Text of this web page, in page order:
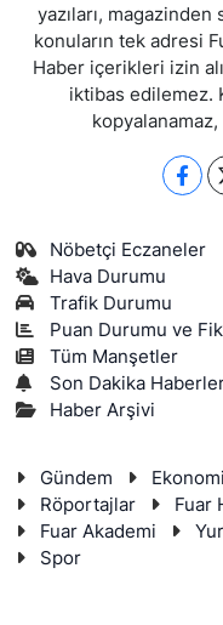
yazıları,
konuların tek adresi
Haber içerikleri izin
iktibas edilemez.
Nöbetçi Eczaneler
Hava Durumu
Trafik Durumu
Puan Durumu ve
Tüm Manşetler
Son Dakika
Haber Arşivi
Gündem Ekonomi
Röportajlar
Fuar
Fuar Akademi
Spor